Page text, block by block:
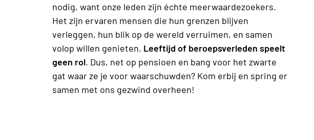
nodig, want onze leden zijn échte meerwaardezoekers.
Het zijn ervaren mensen die hun grenzen blijven
verleggen, hun blik op de wereld verruimen, en samen
volop willen genieten. Leeftijd of beroepsverleden speelt
geen rol. Dus, net op pensioen en bang voor het zwarte
gat waar ze je voor waarschuwden? Kom erbij en spring er
samen met ons gezwind overheen!